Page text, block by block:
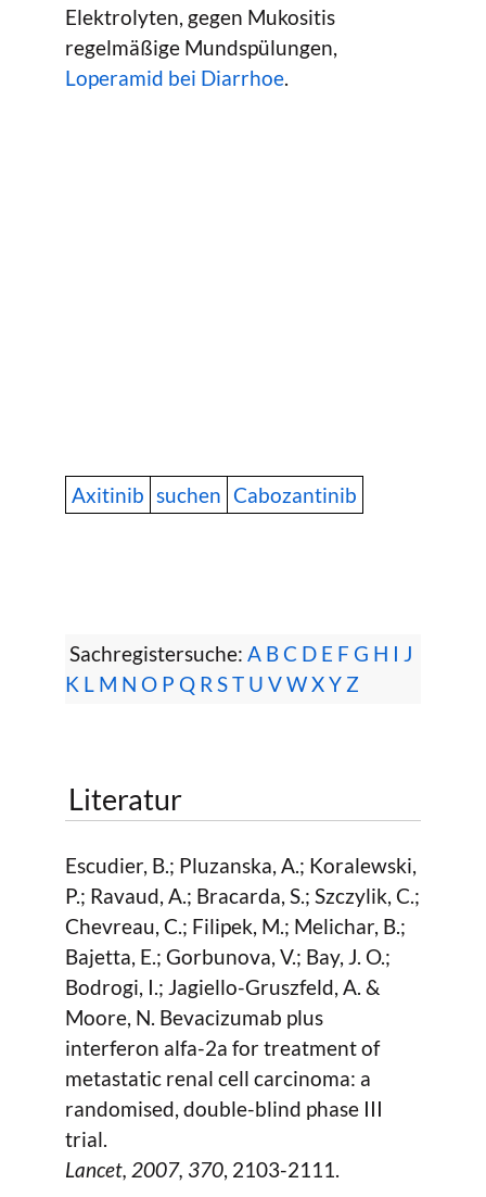
Elektrolyten, gegen Mukositis
regelmäßige Mundspülungen,
Loperamid bei Diarrhoe.
Axitinib suchen Cabozantinib
Sachregistersuche: A BC D E F G H I J
K L M N O P Q R ST U VWXY Z
Literatur
Escudier, B.; Pluzanska, A.; Koralewski,
P.; Ravaud, A.; Bracarda, S.; Szczylik, C.;
Chevreau, C.; Filipek, M.; Melichar, B.;
Bajetta, E.; Gorbunova, V.; Bay, J. O.;
Bodrogi, I.; Jagiello-Gruszfeld, A. &
Moore, N. Bevacizumab plus
interferon alfa-2a for treatment of
metastatic renal cell carcinoma: a
randomised, double-blind phase III
trial.
Lancet, 2007, 370, 2103-2111.